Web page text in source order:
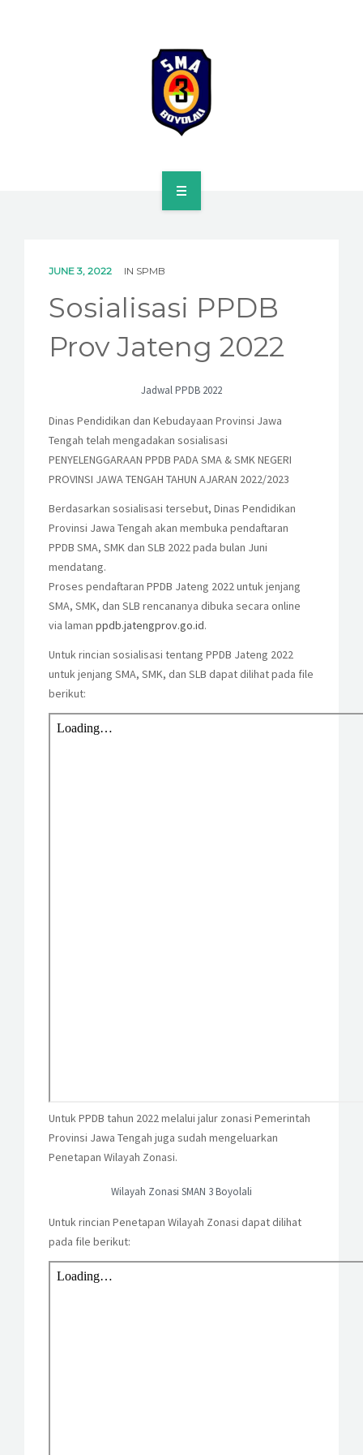
HUMAS
ALUMNI
JUNE 3, 2022 IN SPMB
Sosialisasi PPDB
Prov Jateng 2022
Jadwal PPDB 2022
Dinas Pendidikan dan Kebudayaan Provinsi Jawa
Tengah telah mengadakan sosialisasi
PENYELENGGARAAN PPDB PADA SMA & SMK NEGERI
PROVINSI JAWA TENGAH TAHUN AJARAN 2022/2023
Berdasarkan sosialisasi tersebut, Dinas Pendidikan
Provinsi Jawa Tengah akan membuka pendaftaran
PPDB SMA, SMK dan SLB 2022 pada bulan Juni
mendatang.
Proses pendaftaran PPDB Jateng 2022 untuk jenjang
SMA, SMK, dan SLB rencananya dibuka secara online
via laman ppdb.jatengprov.go.id.
Untuk rincian sosialisasi tentang PPDB Jateng 2022
untuk jenjang SMA, SMK, dan SLB dapat dilihat pada file
berikut:
Untuk PPDB tahun 2022 melalui jalur zonasi Pemerintah
Provinsi Jawa Tengah juga sudah mengeluarkan
Penetapan Wilayah Zonasi.
Wilayah Zonasi SMAN 3 Boyolali
Untuk rincian Penetapan Wilayah Zonasi dapat dilihat
pada file berikut: